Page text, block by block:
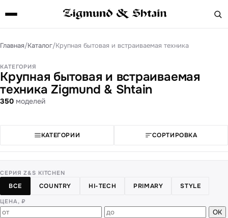
Главная/Каталог/Крупная бытовая и встраиваемая техника
КАТЕГОРИЯ
Крупная бытовая и встраиваемая
техника Zigmund & Shtain
350 моделей
КАТЕГОРИИ СОРТИРОВКА
СЕРИЯ Z&S KITCHEN
ВСЕ COUNTRY HI-TECH PRIMARY STYLE
ЦЕНА, ₽
ОК